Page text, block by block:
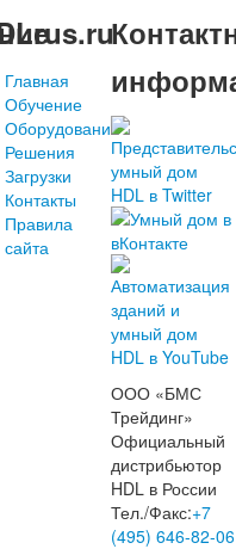
Главная
Обучение
Оборудование
Решения
Загрузки
Контакты
Правила
сайта
ООО «БМС
Трейдинг»
Официальный
дистрибьютор
HDL в России
Тел./Факс:+7
(495) 646-82-06